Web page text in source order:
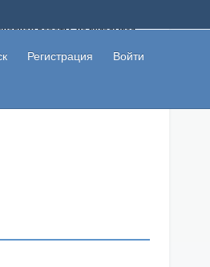
работы, не вкладывая
сможете начать зарабатывать
долго ждать.
Регистрация Войти